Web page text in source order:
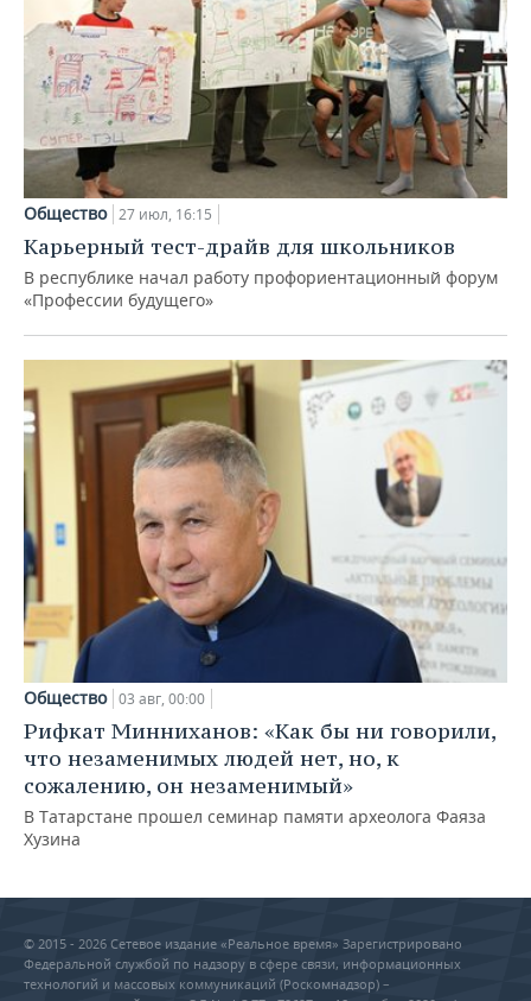
Общество 27 июл, 16:15
Карьерный тест-драйв для школьников
В республике начал работу профориентационный форум
«Профессии будущего»
Общество 03 авг, 00:00
Рифкат Минниханов: «Как бы ни говорили,
что незаменимых людей нет, но, к
сожалению, он незаменимый»
В Татарстане прошел семинар памяти археолога Фаяза
Хузина
© 2015 - 2026 Сетевое издание «Реальное время» Зарегистрировано
Федеральной службой по надзору в сфере связи, информационных
технологий и массовых коммуникаций (Роскомнадзор) –